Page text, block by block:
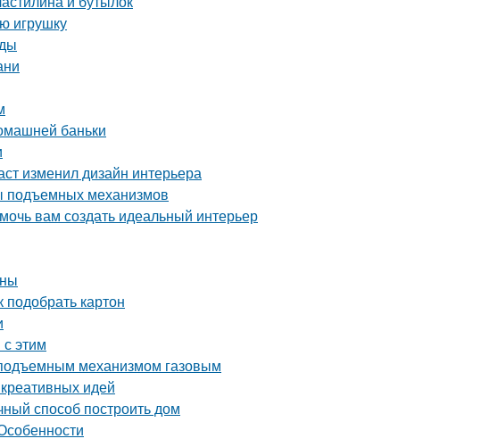
игрушку
баньки
изменил дизайн интерьера
подъемных механизмов
вам создать идеальный интерьер
картон
этим
механизмом газовым
идей
способ построить дом